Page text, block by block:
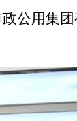
公用集